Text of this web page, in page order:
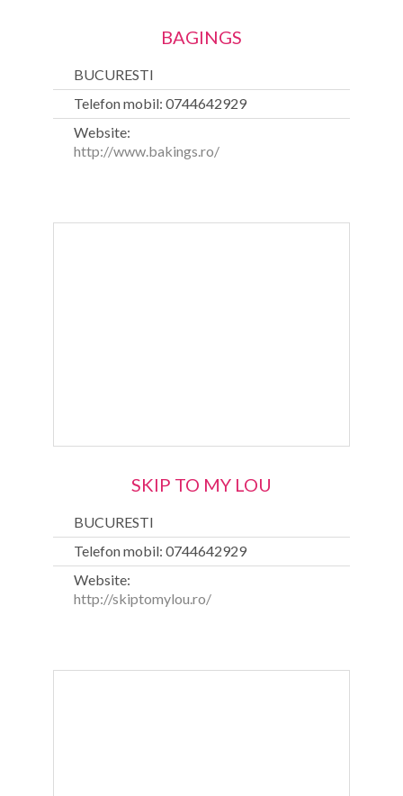
BAGINGS
BUCURESTI
Telefon mobil: 0744642929
Website:
http://www.bakings.ro/
SKIP TO MY LOU
BUCURESTI
Telefon mobil: 0744642929
Website:
http://skiptomylou.ro/